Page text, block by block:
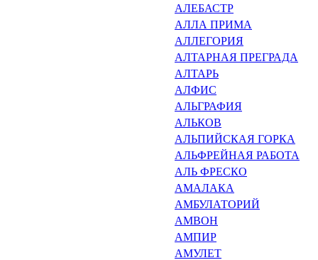
АЛЕБАСТР
АЛЛА ПРИМА
АЛЛЕГОРИЯ
АЛТАРНАЯ ПРЕГРАДА
АЛТАРЬ
АЛФИС
АЛЬГРАФИЯ
АЛЬКОВ
АЛЬПИЙСКАЯ ГОРКА
АЛЬФРЕЙНАЯ РАБОТА
АЛЬ ФРЕСКО
АМАЛАКА
АМБУЛАТОРИЙ
АМВОН
АМПИР
АМУЛЕТ